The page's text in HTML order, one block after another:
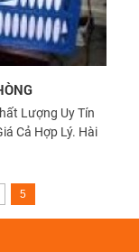
Lượng Uy Tín
Cả Hợp Lý. Hài
5